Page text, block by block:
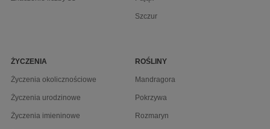
Szczur
ŻYCZENIA
Życzenia okolicznościowe
Życzenia urodzinowe
Życzenia imieninowe
ROŚLINY
Mandragora
Pokrzywa
Rozmaryn